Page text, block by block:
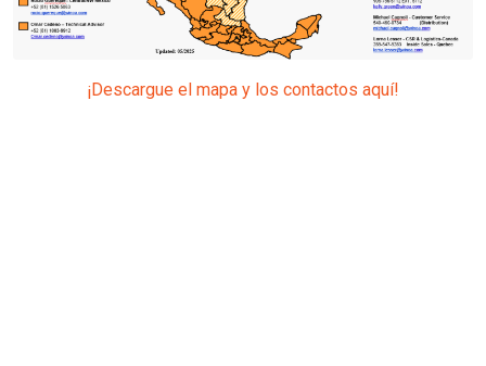
¡Descargue el mapa y los contactos aquí!